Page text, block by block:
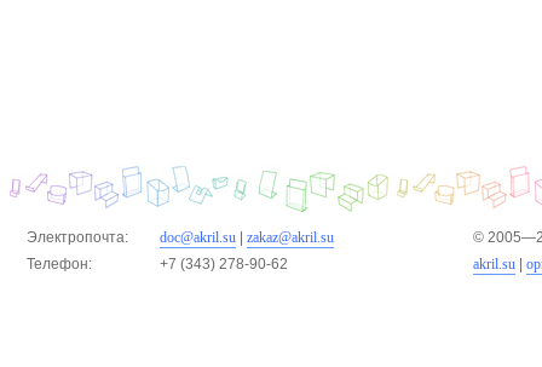
Электропочта: doc@akril.su
zakaz@akril.su
Телефон:
+7 (343) 278-90-62
©
akril.su